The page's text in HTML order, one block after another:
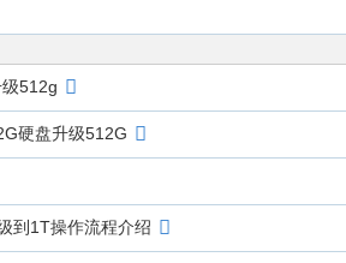
512g
硬盘升级512G
到1T操作流程介绍